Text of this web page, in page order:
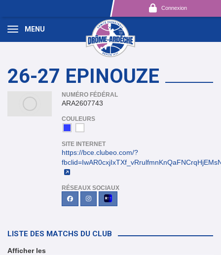
Connexion
MENU
26-27 EPINOUZE
NUMÉRO FÉDÉRAL
ARA2607743
COULEURS
SITE INTERNET
https://bce.clubeo.com/?
RÉSEAUX SOCIAUX
LISTE DES MATCHS DU CLUB
Afficher les